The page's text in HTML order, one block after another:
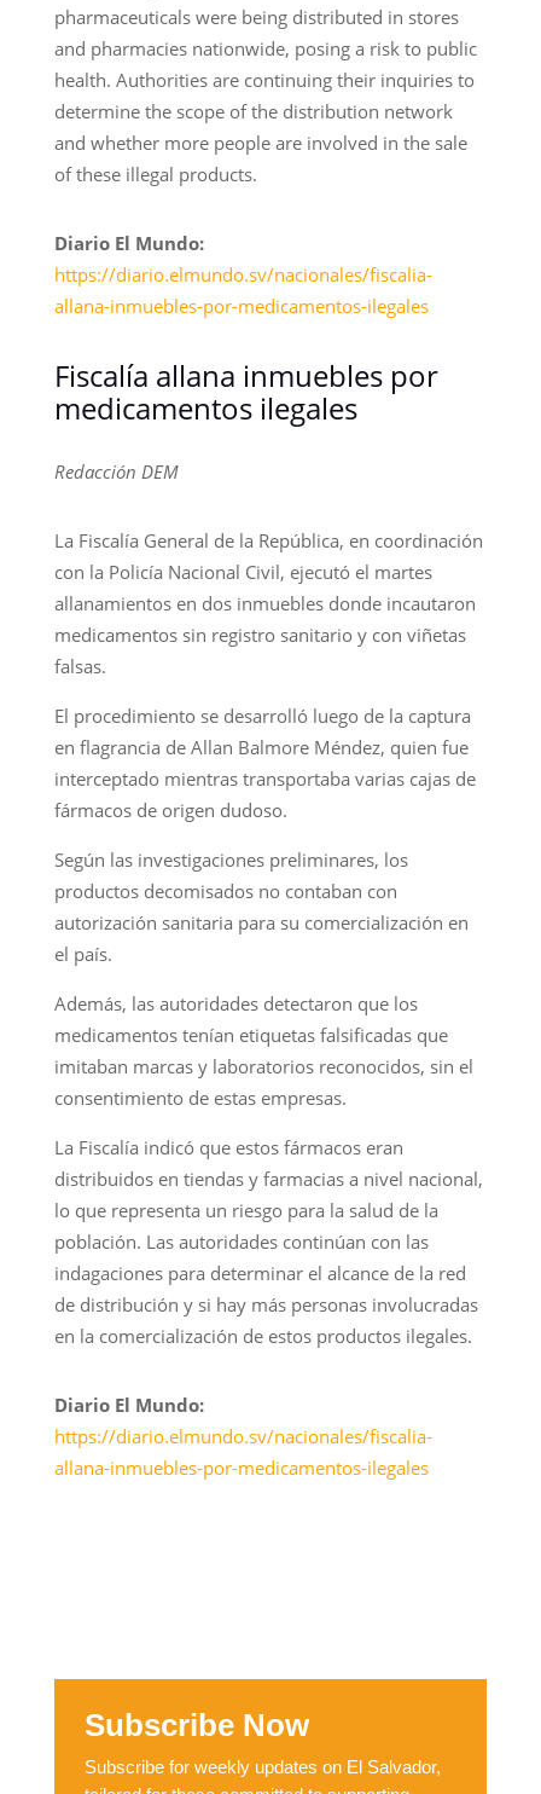
pharmaceuticals were being distributed in stores
and pharmacies nationwide, posing a risk to public
health. Authorities are continuing their inquiries to
determine the scope of the distribution network
and whether more people are involved in the sale
of these illegal products.
Diario El Mundo:
https://diario.elmundo.sv/nacionales/fiscalia-
allana-inmuebles-por-medicamentos-ilegales
Fiscalía allana inmuebles por
medicamentos ilegales
Redacción DEM
La Fiscalía General de la República, en coordinación
con la Policía Nacional Civil, ejecutó el martes
allanamientos en dos inmuebles donde incautaron
medicamentos sin registro sanitario y con viñetas
falsas.
El procedimiento se desarrolló luego de la captura
en flagrancia de Allan Balmore Méndez, quien fue
interceptado mientras transportaba varias cajas de
fármacos de origen dudoso.
Según las investigaciones preliminares, los
productos decomisados no contaban con
autorización sanitaria para su comercialización en
el país.
Además, las autoridades detectaron que los
medicamentos tenían etiquetas falsificadas que
imitaban marcas y laboratorios reconocidos, sin el
consentimiento de estas empresas.
La Fiscalía indicó que estos fármacos eran
distribuidos en tiendas y farmacias a nivel nacional,
lo que representa un riesgo para la salud de la
población. Las autoridades continúan con las
indagaciones para determinar el alcance de la red
de distribución y si hay más personas involucradas
en la comercialización de estos productos ilegales.
Diario El Mundo:
https://diario.elmundo.sv/nacionales/fiscalia-
allana-inmuebles-por-medicamentos-ilegales
Subscribe Now
Subscribe for weekly updates on El Salvador,